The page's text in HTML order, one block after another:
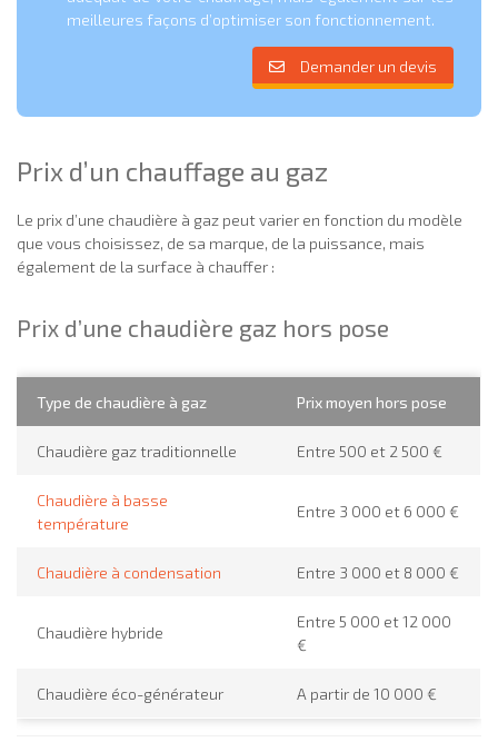
meilleures façons d’optimiser son fonctionnement.
Demander un devis
Prix d’un chauffage au gaz
Le prix d’une chaudière à gaz peut varier en fonction du modèle
que vous choisissez, de sa marque, de la puissance, mais
également de la surface à chauffer :
Prix d’une chaudière gaz hors pose
Type de chaudière à gaz Prix moyen hors pose
Chaudière gaz traditionnelle Entre 500 et 2 500 €
Chaudière à basse
température
Entre 3 000 et 6 000 €
Chaudière à condensation Entre 3 000 et 8 000 €
Chaudière hybride
Entre 5 000 et 12 000
€
Chaudière éco-générateur A partir de 10 000 €